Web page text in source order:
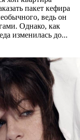
пакет кефира
ведь он
Однако, как
изменилась до...